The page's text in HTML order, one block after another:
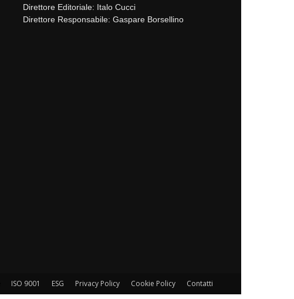
Direttore Editoriale: Italo Cucci
Direttore Responsabile: Gaspare Borsellino
ISO 9001 ESG Privacy Policy Cookie Policy Contatti